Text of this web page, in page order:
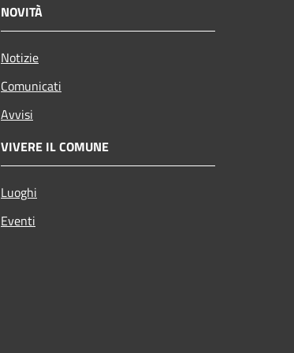
NOVITÀ
Notizie
Comunicati
Avvisi
VIVERE IL COMUNE
Luoghi
Eventi